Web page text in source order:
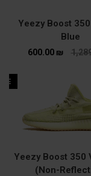
Yeezy Boost
Blue
600.00 ₪
Yeezy Boost 350
(Non-